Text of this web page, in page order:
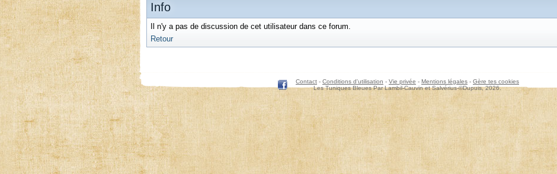
Info
Il n'y a pas de discussion de cet utilisateur dans ce forum.
Retour
Contact - Conditions d'utilisation - Vie privée - Mentions légales - Gère tes cookies
Les Tuniques Bleues Par Lambil-Cauvin et Salvérius-©Dupuis,2026.